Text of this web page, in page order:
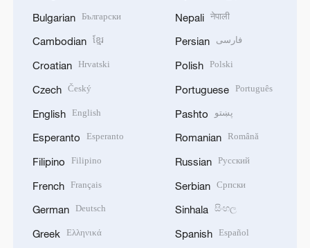
Bulgarian Български
Cambodian ខ្មែរ
Croatian Hrvatski
Czech Český
English English
Esperanto Esperanto
Filipino Filipino
French Français
German Deutsch
Greek Ελληνικά
Nepali नेपाली
Persian فارسی
Polish Polski
Portuguese Português
Pashto پښتو
Romanian Română
Russian Русский
Serbian Српски
Sinhala සිංහල
Spanish Español